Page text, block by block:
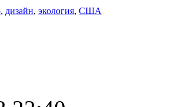
, дизайн, экология, США